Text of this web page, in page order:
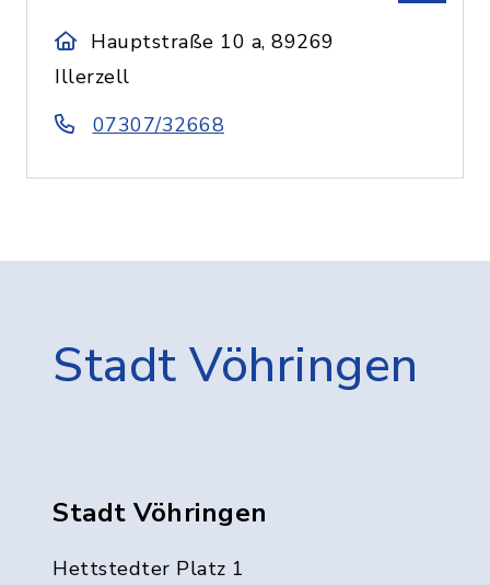
Hauptstraße 10 a, 89269
Illerzell
07307/32668
Stadt Vöhringen
Stadt Vöhringen
Hettstedter Platz 1